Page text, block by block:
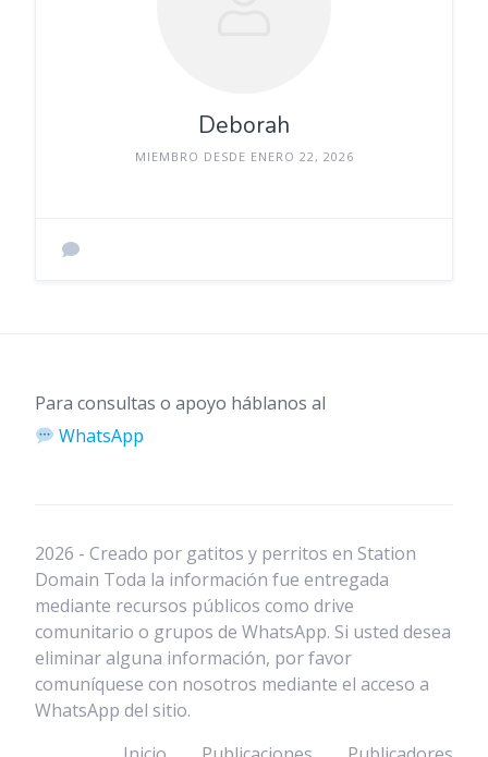
Deborah
MIEMBRO DESDE ENERO 22, 2026
Para consultas o apoyo háblanos al
WhatsApp
2026 - Creado por gatitos y perritos en Station
Domain Toda la información fue entregada
mediante recursos públicos como drive
comunitario o grupos de WhatsApp. Si usted desea
eliminar alguna información, por favor
comuníquese con nosotros mediante el acceso a
WhatsApp del sitio.